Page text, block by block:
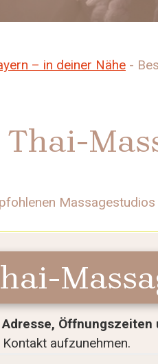
– in deiner Nähe -
Kontakt aufzunehmen.